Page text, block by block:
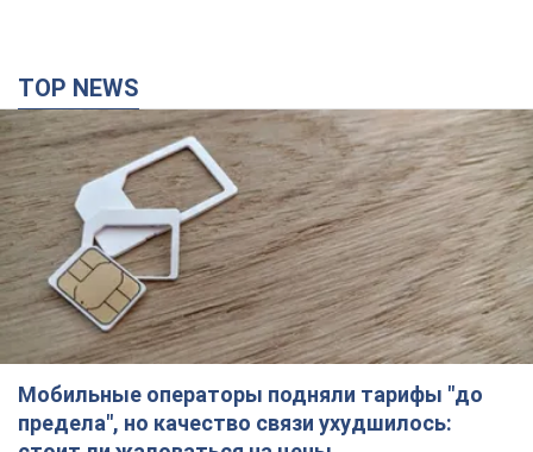
TOP NEWS
Мобильные операторы подняли тарифы "до
предела", но качество связи ухудшилось: